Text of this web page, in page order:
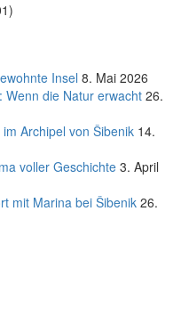
Insel 8. Mai 2026
Wenn die Natur erwacht 26.
Archipel von Šibenik 14.
voller Geschichte 3. April
mit Marina bei Šibenik 26.